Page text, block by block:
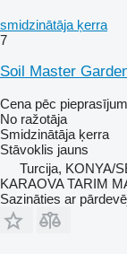
smidzinātāja ķerra
7
Soil Master
Cena pēc
No ražotāja
Smidzinātāja ķerra
Stāvoklis jauns
Turcija, KONYA/
KARAOVA TARIM
Sazināties ar